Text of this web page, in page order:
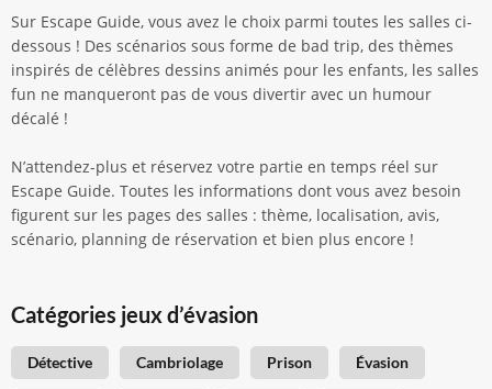
Sur Escape Guide, vous avez le choix parmi toutes les salles ci-
dessous ! Des scénarios sous forme de bad trip, des thèmes
inspirés de célèbres dessins animés pour les enfants, les salles
fun ne manqueront pas de vous divertir avec un humour
décalé !
N’attendez-plus et réservez votre partie en temps réel sur
Escape Guide. Toutes les informations dont vous avez besoin
figurent sur les pages des salles : thème, localisation, avis,
scénario, planning de réservation et bien plus encore !
Catégories jeux d’évasion
Détective Cambriolage Prison Évasion